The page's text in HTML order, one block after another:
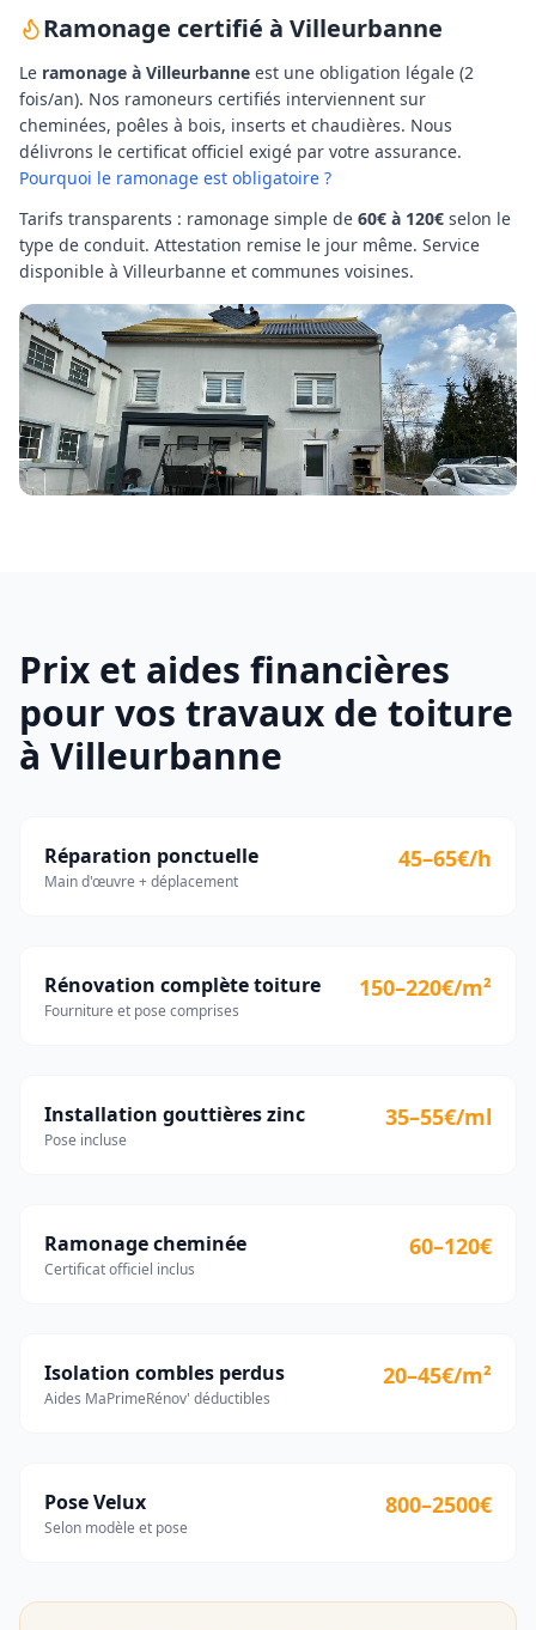
Ramonage certifié à Villeurbanne
Le ramonage à Villeurbanne est une obligation légale (2
fois/an). Nos ramoneurs certifiés interviennent sur
cheminées, poêles à bois, inserts et chaudières. Nous
délivrons le certificat officiel exigé par votre assurance.
Pourquoi le ramonage est obligatoire ?
Tarifs transparents : ramonage simple de 60€ à 120€ selon le
type de conduit. Attestation remise le jour même. Service
disponible à Villeurbanne et communes voisines.
Prix et aides financières
pour vos travaux de toiture
à Villeurbanne
Réparation ponctuelle
Main d'œuvre + déplacement
45–65€/h
Rénovation complète toiture
Fourniture et pose comprises
150–220€/m²
Installation gouttières zinc
Pose incluse
35–55€/ml
Ramonage cheminée
Certificat officiel inclus
60–120€
Isolation combles perdus
Aides MaPrimeRénov' déductibles
20–45€/m²
Pose Velux
Selon modèle et pose
800–2500€